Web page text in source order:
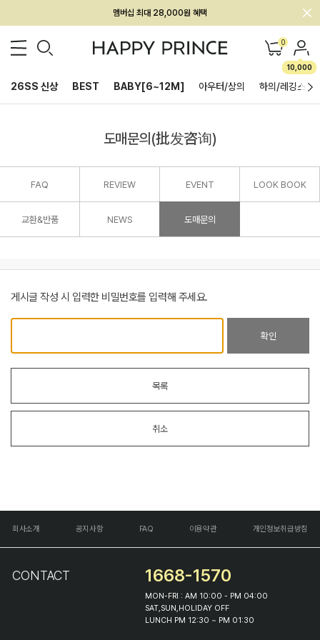
멤버십 최대 28,000원 혜택
0
10,000
26SS 신상 BEST BABY[6~12M] 아우터/상의 하의/레깅스
도매문의(批发咨询)
FAQ REVIEW EVENT LOOK BOOK
교환&반품 NEWS 도매문의
게시글 작성 시 입력한 비밀번호를 입력해 주세요.
확인
목록
취소
회사소개 공지사항 FAQ 이용약관 개인정보취급방침
CONTACT 1668-1570
MON-FRI : AM 10:00 - PM 04:00
SAT,SUN,HOLIDAY OFF
LUNCH PM 12:30 ~ PM 01:30